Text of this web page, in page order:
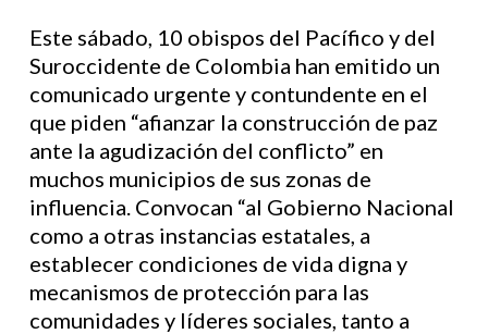
Este sábado, 10 obispos del Pacífico y del
Suroccidente de Colombia han emitido un
comunicado urgente y contundente en el
que piden “afianzar la construcción de paz
ante la agudización del conflicto” en
muchos municipios de sus zonas de
influencia. Convocan “al Gobierno Nacional
como a otras instancias estatales, a
establecer condiciones de vida digna y
mecanismos de protección para las
comunidades y líderes sociales, tanto a